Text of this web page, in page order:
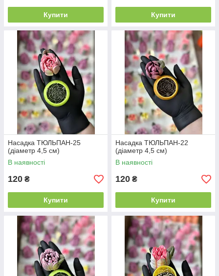
Купити Купити
Насадка ТЮЛЬПАН-25
(діаметр 4,5 см)
В наявності
120 ₴
Купити
Насадка ТЮЛЬПАН-22
(діаметр 4,5 см)
В наявності
120 ₴
Купити